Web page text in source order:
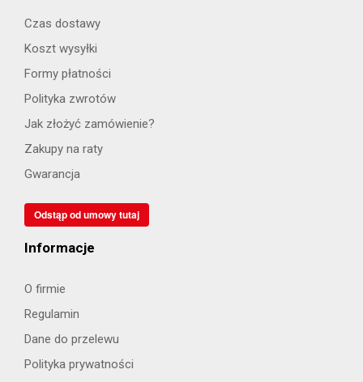
Czas dostawy
Koszt wysyłki
Formy płatności
Polityka zwrotów
Jak złożyć zamówienie?
Zakupy na raty
Gwarancja
Odstąp od umowy tutaj
Informacje
O firmie
Regulamin
Dane do przelewu
Polityka prywatności